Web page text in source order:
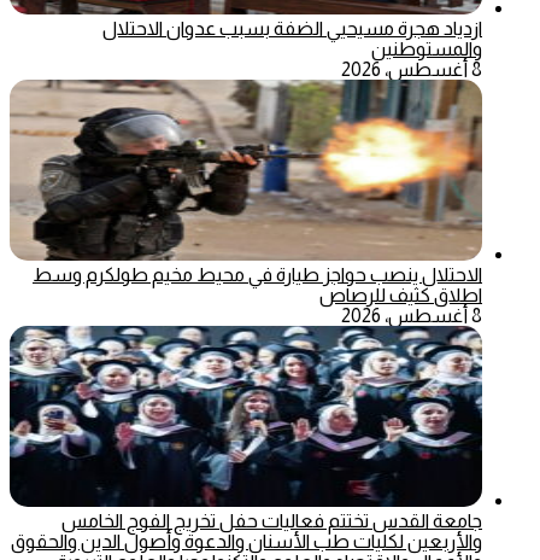
ازدياد هجرة مسيحيي الضفة بسبب عدوان الاحتلال
والمستوطنين
8 أغسطس، 2026
الاحتلال ينصب حواجز طيارة في محيط مخيم طولكرم وسط
اطلاق كثيف للرصاص
8 أغسطس، 2026
جامعة القدس تختتم فعاليات حفل تخريج الفوج الخامس
والأربعين لكليات طب الأسنان والدعوة وأصول الدين والحقوق